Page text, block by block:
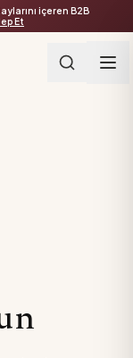
içeren B2B
Et